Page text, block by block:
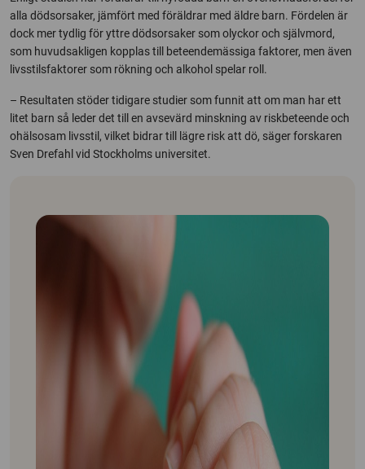
alla dödsorsaker, jämfört med föräldrar med äldre barn. Fördelen är
dock mer tydlig för yttre dödsorsaker som olyckor och självmord,
som huvudsakligen kopplas till beteendemässiga faktorer, men även
livsstilsfaktorer som rökning och alkohol spelar roll.
– Resultaten stöder tidigare studier som funnit att om man har ett
litet barn så leder det till en avsevärd minskning av riskbeteende och
ohälsosam livsstil, vilket bidrar till lägre risk att dö, säger forskaren
Sven Drefahl vid Stockholms universitet.